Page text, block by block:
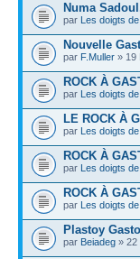
Numa
par Les doigts
Nouvelle
par F.Muller » 19
ROCK À
par Les doigts
LE ROCK À
par Les doigts
ROCK À
par Les doigts
ROCK À
par Les doigts
Plastoy
par Beiadeg » 22